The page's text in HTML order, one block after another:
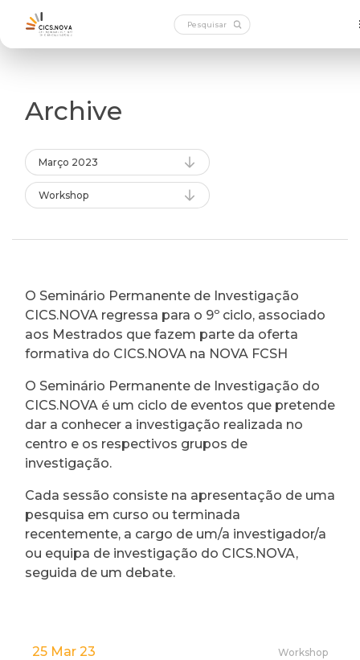
Archive
Março 2023
Workshop
O Seminário Permanente de Investigação
CICS.NOVA regressa para o 9º ciclo, associado
aos Mestrados que fazem parte da oferta
formativa do CICS.NOVA na NOVA FCSH
O Seminário Permanente de Investigação do
CICS.NOVA é um ciclo de eventos que pretende
dar a conhecer a investigação realizada no
centro e os respectivos grupos de
investigação.
Cada sessão consiste na apresentação de uma
pesquisa em curso ou terminada
recentemente, a cargo de um/a investigador/a
ou equipa de investigação do CICS.NOVA,
seguida de um debate.
25 Mar 23 Workshop